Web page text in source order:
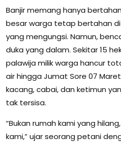
Banjir memang hanya
besar warga tetap bertahan
yang mengungsi. Namun,
duka yang dalam. Sekitar 15
palawija milik warga hancur
air hingga Jumat Sore 07
kacang, cabai, dan ketimun
tak tersisa.
“Bukan rumah kami yang
kami,” ujar seorang petani